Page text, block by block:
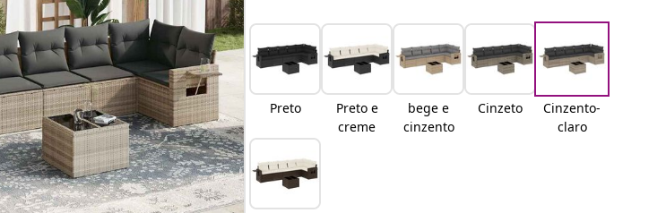
Preto
Preto e
creme
bege e
cinzento
Cinzeto
Cinzento-
claro